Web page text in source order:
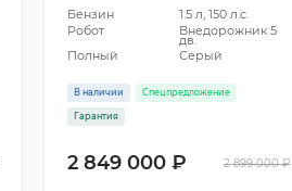
Бензин
1.5 л, 150 л.с.
Робот
Внедорожник 5
дв.
Полный
Серый
В наличии Спецпредложение
Гарантия
2 849 000 ₽ 2 899 000 ₽